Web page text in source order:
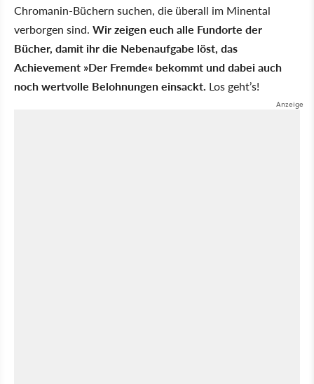
Chromanin-Büchern suchen, die überall im Minental
verborgen sind. Wir zeigen euch alle Fundorte der
Bücher, damit ihr die Nebenaufgabe löst, das
Achievement Der Fremde bekommt und dabei auch
noch wertvolle Belohnungen einsackt. Los geht’s!